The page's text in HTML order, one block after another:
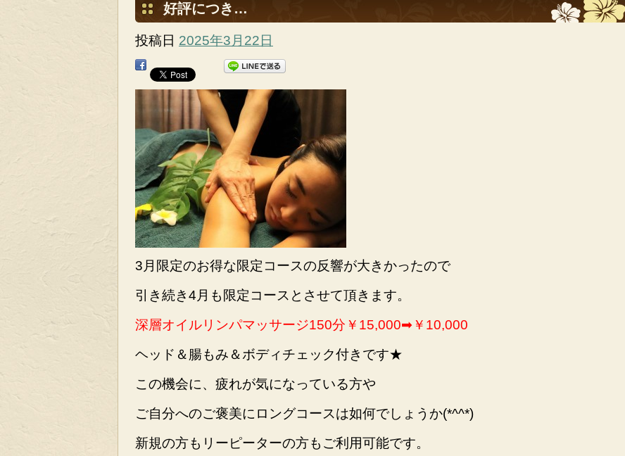
好評につき…
投稿日 2025年3月22日
3月限定のお得な限定コースの反響が大きかったので
引き続き4月も限定コースとさせて頂きます。
深層オイルリンパマッサージ150分￥15,000➡￥10,000
ヘッド＆腸もみ＆ボディチェック付きです★
この機会に、疲れが気になっている方や
ご自分へのご褒美にロングコースは如何でしょうか(*^^*)
新規の方もリーピーターの方もご利用可能です。